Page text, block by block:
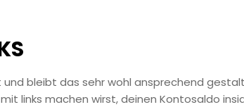
bleibt das sehr wohl ansprechend
links machen wirst, deinen Kontosaldo